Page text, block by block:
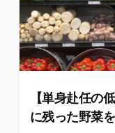
【単身赴任の
に残った野菜